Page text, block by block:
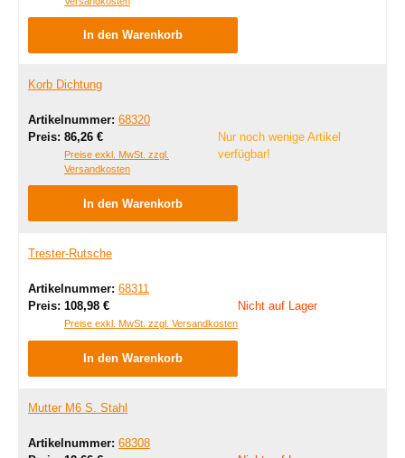
In den Warenkorb
Korb Dichtung
Artikelnummer: 68320
Preis: Regulärer Preis:
86,26 €
Preise exkl. MwSt. zzgl.
Versandkosten
Nur noch wenige Artikel
verfügbar!
In den Warenkorb
Trester-Rutsche
Artikelnummer: 68311
Preis: Regulärer Preis:
108,98 €
Preise exkl. MwSt. zzgl. Versandkosten
Nicht auf Lager
In den Warenkorb
Mutter M6 S. Stahl
Artikelnummer: 68308